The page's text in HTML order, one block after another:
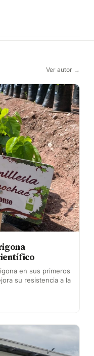
Ver autor →
en sus primeros
su resistencia a la